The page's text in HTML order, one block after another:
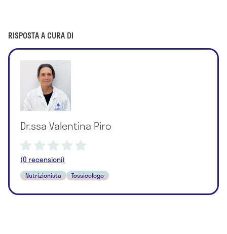
RISPOSTA A CURA DI
Dr.ssa Valentina Piro
(0 recensioni)
Nutrizionista Tossicologo